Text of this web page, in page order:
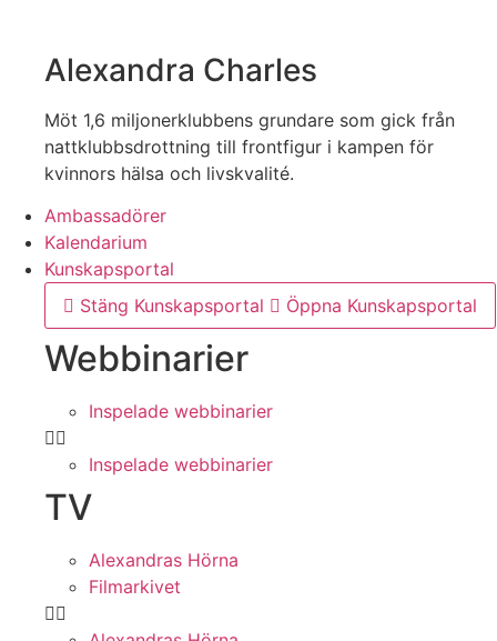
Alexandra Charles
Möt 1,6 miljonerklubbens grundare som gick från
nattklubbsdrottning till frontfigur i kampen för
kvinnors hälsa och livskvalité.
Ambassadörer
Kalendarium
Kunskapsportal
Stäng Kunskapsportal
Öppna Kunskapsportal
Webbinarier
Inspelade webbinarier
Inspelade webbinarier
TV
Alexandras Hörna
Filmarkivet